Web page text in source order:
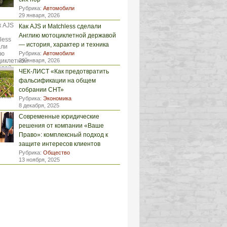
Рубрика: Автомобили
29 января, 2026
Как AJS и Matchless сделали
Англию мотоциклетной державой
— история, характер и техника
Рубрика: Автомобили
29 января, 2026
ЧЕК-ЛИСТ «Как предотвратить
фальсификации на общем
собрании СНТ»
Рубрика: Экономика
8 декабря, 2025
Современные юридические
решения от компании «Ваше
Право»: комплексный подход к
защите интересов клиентов
Рубрика: Общество
13 ноября, 2025